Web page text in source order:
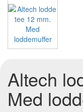
Altech
Med